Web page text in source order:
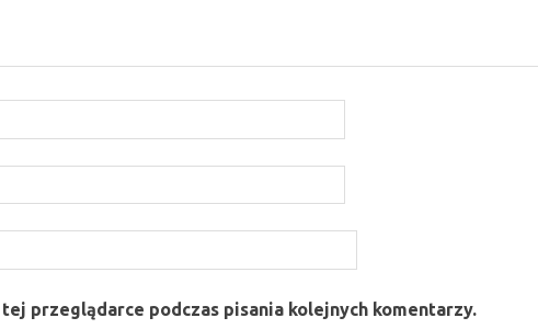
przeglądarce podczas pisania kolejnych komentarzy.